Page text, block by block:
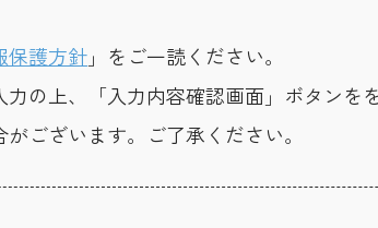
保護方針」をご一読ください。
の上、「入力内容確認画面」ボタンを
ございます。ご了承ください。